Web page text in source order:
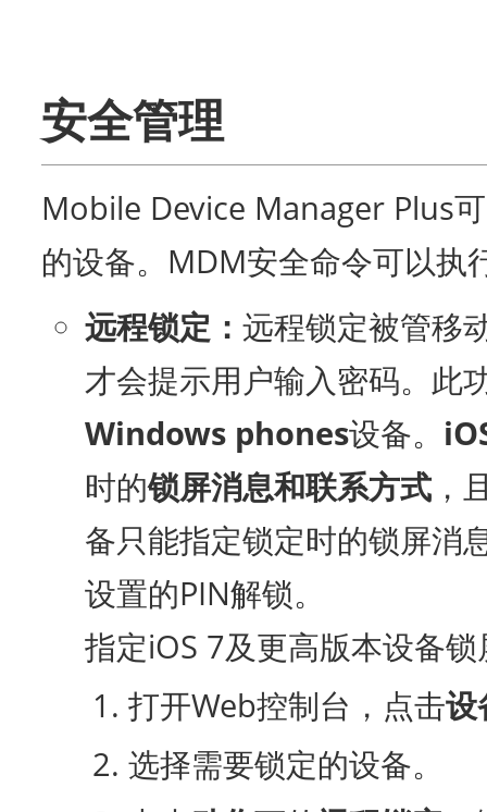
安全管理
Mobile Device Manager Plus
的设备。MDM安全命令可以执
远程锁定： 远程锁定被管移
才会提示用户输入密码。此
Windows phones设备。
时的锁屏消息和联系方式 ，
备只能指定锁定时的锁屏消
设置的PIN解锁。
指定iOS 7及更高版本设备
打开Web控制台，点击设
选择需要锁定的设备。